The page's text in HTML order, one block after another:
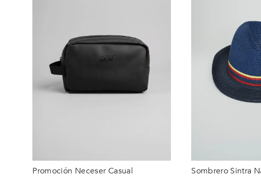
Promoción Neceser Casual
Talla Sombrero Sintra
Talla